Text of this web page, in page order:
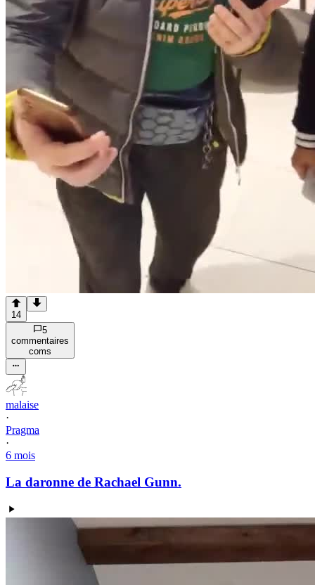
14
5
commentaires
coms
malaise
·
Pragma
·
6 mois
La daronne de Rachael Gunn.